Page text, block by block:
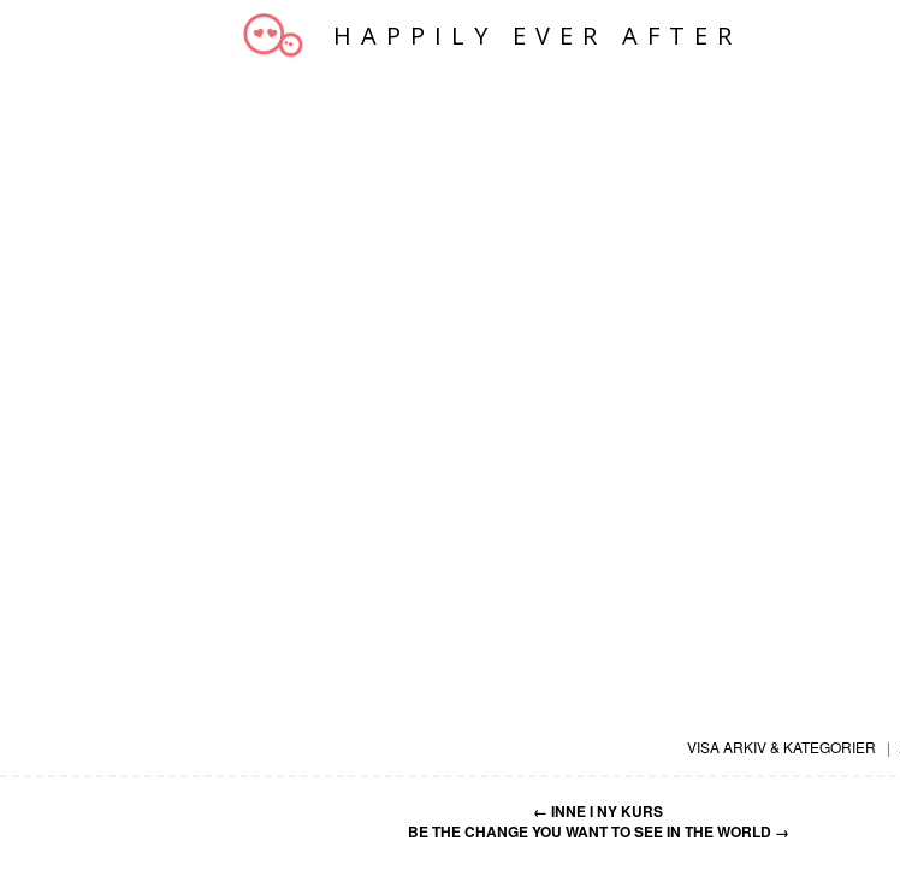
HAPPILY EVER AFTER
VISA ARKIV & KATEGORIER |
← INNE I NY KURS
BE THE CHANGE YOU WANT TO SEE IN THE WORLD →